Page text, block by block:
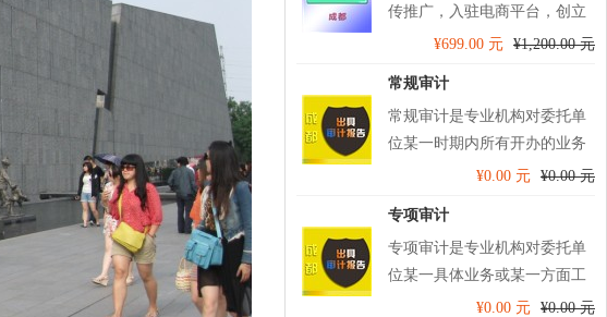
传推广，入驻电商平台，创立
无形资产，申请官方认证，防
法权益！！
¥699.00 元 ¥1,200.00 元
常规审计
常规审计是专业机构对委托单
位某一时期内所有开办的业务
及工作进行的审计，并出具审
¥0.00 元 ¥0.00 元
专项审计
专项审计是专业机构对委托单
位某一具体业务或某一方面工
作专门进行审计，并出具审计
¥0.00 元 ¥0.00 元